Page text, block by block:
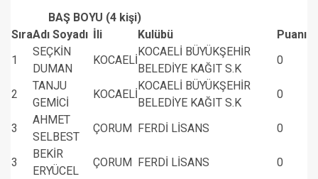
BAŞ BOYU (4 kişi)
SıraAdı Soyadı İli Kulübü
Puanı
1
SEÇKİN
DUMAN
KOCAELİ
KOCAELİ BÜYÜKŞEHİR
BELEDİYE KAĞIT S.K
0
2
TANJU
GEMİCİ
KOCAELİ
KOCAELİ BÜYÜKŞEHİR
BELEDİYE KAĞIT S.K
0
3
AHMET
SELBEST
ÇORUM FERDİ LİSANS 0
3
BEKİR
ERYÜCEL
ÇORUM FERDİ LİSANS 0